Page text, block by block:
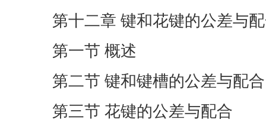
第十二章 键和花键的公差与
第一节 概述
第二节 键和键槽的公差与配合
第三节 花键的公差与配合